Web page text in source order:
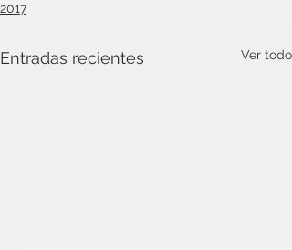
2017
Entradas recientes Ver todo